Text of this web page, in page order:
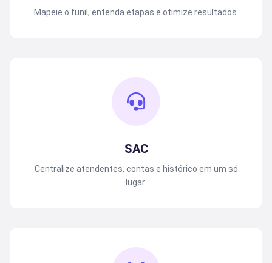
Mapeie o funil, entenda etapas e otimize resultados.
SAC
Centralize atendentes, contas e histórico em um só
lugar.